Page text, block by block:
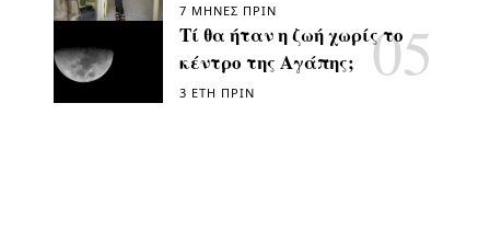
7 ΜΉΝΕΣ ΠΡΙΝ
Τί θα ήταν η ζωή χωρίς το
κέντρο της Αγάπης;
3 ΈΤΗ ΠΡΙΝ